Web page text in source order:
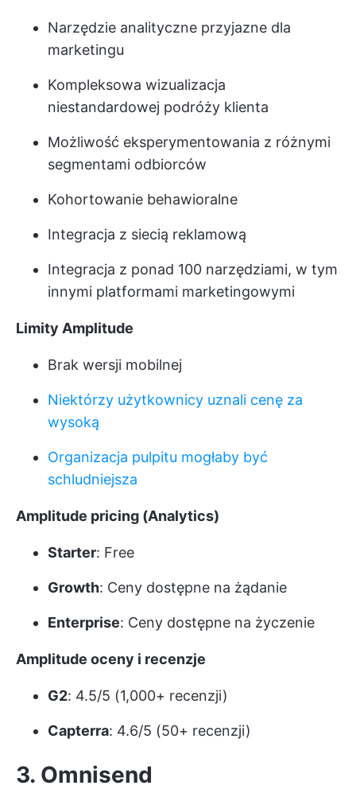
Narzędzie analityczne przyjazne dla
marketingu
Kompleksowa wizualizacja
niestandardowej podróży klienta
Możliwość eksperymentowania z różnymi
segmentami odbiorców
Kohortowanie behawioralne
Integracja z siecią reklamową
Integracja z ponad 100 narzędziami, w tym
innymi platformami marketingowymi
Limity Amplitude
Brak wersji mobilnej
Niektórzy użytkownicy uznali cenę za
wysoką
Organizacja pulpitu mogłaby być
schludniejsza
Amplitude pricing (Analytics)
Starter: Free
Growth: Ceny dostępne na żądanie
Enterprise: Ceny dostępne na życzenie
Amplitude oceny i recenzje
G2: 4.5/5 (1,000+ recenzji)
Capterra: 4.6/5 (50+ recenzji)
3. Omnisend